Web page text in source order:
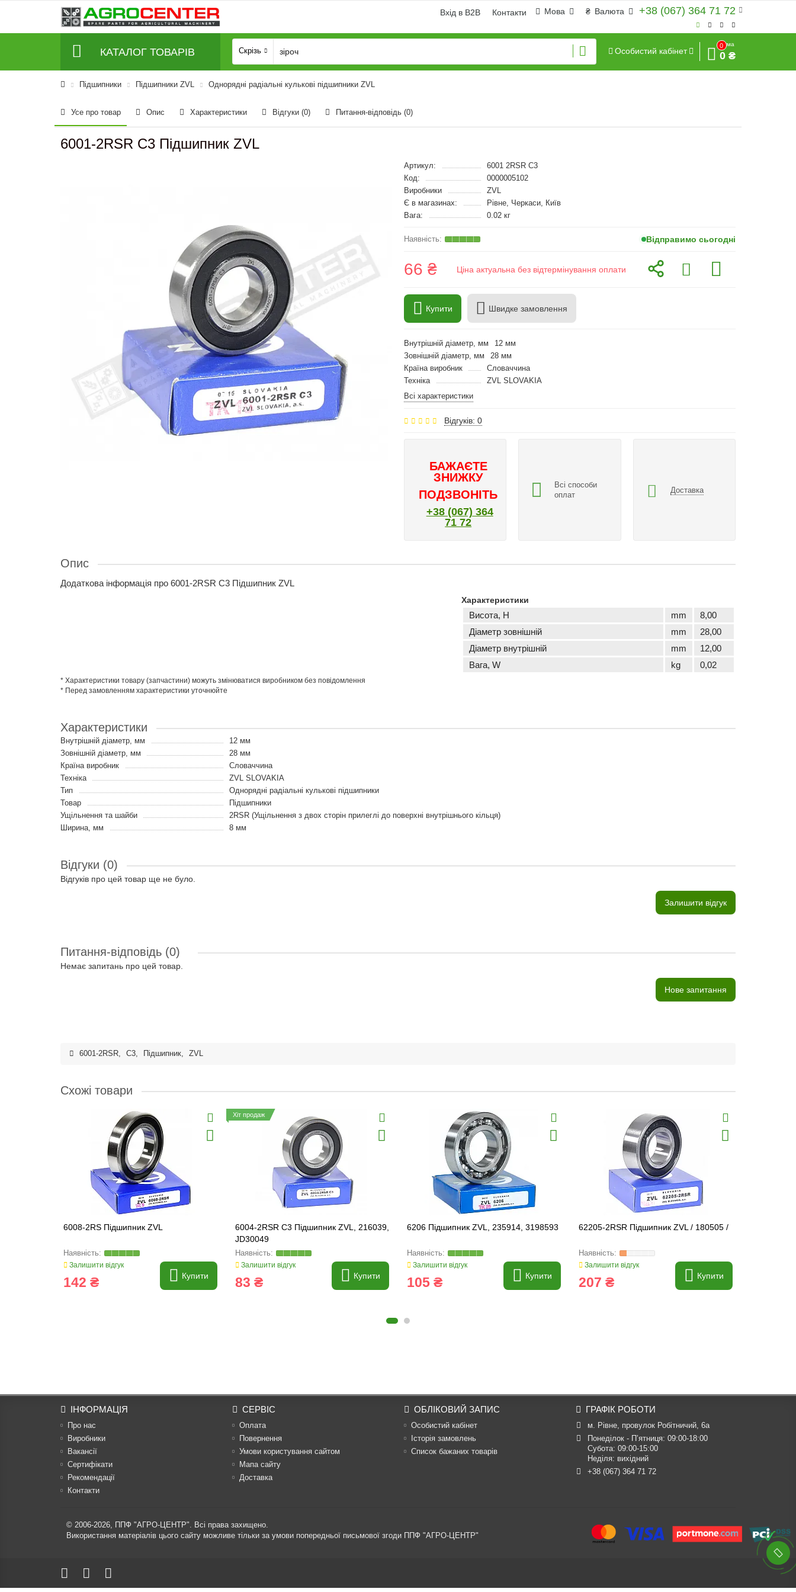
+38 (067) 364 71 72
₴ Валюта
Мова
Вхід в B2B Контакти
КАТАЛОГ ТОВАРІВ Скрізь Особистий кабінет
0
Сума
0 ₴
Підшипники Підшипники ZVL Однорядні радіальні кулькові підшипники ZVL
Усе про товар Опис Характеристики Відгуки (0) Питання-відповідь (0)
6001-2RSR C3 Підшипник ZVL
Артикул:
6001 2RSR C3
Код:
0000005102
Виробники
ZVL
Є в магазинах:
Рівне, Черкаси, Київ
Вага:
0.02 кг
Відправимо сьогодні
66 ₴ Ціна актуальна без відтермінування оплати
Купити Швидке замовлення
Внутрішній діаметр, мм
12 мм
Зовнішній діаметр, мм
28 мм
Країна виробник
Словаччина
Техніка
ZVL SLOVAKIA
Всі характеристики
Відгуків: 0
БАЖАЄТЕ
ЗНИЖКУ
ПОДЗВОНІТЬ
+38 (067) 364
71 72
Всі способи
оплат
Доставка
Опис
Додаткова інформація про 6001-2RSR C3 Підшипник ZVL
Характеристики
Висота, H mm
8,00
Діаметр зовнішній
mm
28,00
Діаметр внутрішній
mm
12,00
Вага, W
kg 0,02
* Характеристики товару (запчастини) можуть змінюватися виробником без повідомлення
* Перед замовленням характеристики уточнюйте
Характеристики
Внутрішній діаметр, мм
12 мм
Зовнішній діаметр, мм
28 мм
Країна виробник
Словаччина
Техніка
ZVL SLOVAKIA
Тип
Однорядні радіальні кулькові підшипники
Товар
Підшипники
Ущільнення та шайби
2RSR (Ущільнення з двох сторін прилеглі до поверхні внутрішнього кільця)
Ширина, мм
8 мм
Відгуки (0)
Відгуків про цей товар ще не було.
Залишити відгук
Питання-відповідь (0)
Немає запитань про цей товар.
Нове запитання
6001-2RSR, C3, Підшипник, ZVL
Схожі товари
6008-2RS Підшипник ZVL
Залишити відгук
142 ₴ Купити
Хіт продаж
6004-2RSR C3 Підшипник ZVL, 216039,
JD30049
Залишити відгук
83 ₴ Купити
6206 Підшипник ZVL, 235914, 3198593
Залишити відгук
105 ₴ Купити
62205-2RSR Підшипник ZVL / 180505 /
Залишити відгук
207 ₴ Купити
ІНФОРМАЦІЯ
Про нас
Виробники
Вакансії
Сертифікати
Рекомендації
Контакти
СЕРВІС
Оплата
Повернення
Умови користування сайтом
Мапа сайту
Доставка
ОБЛІКОВИЙ ЗАПИС
Особистий кабінет
Історія замовлень
Список бажаних товарів
ГРАФІК РОБОТИ
м. Рівне, провулок Робітничий, 6а
Понеділок - П’ятниця: 09:00-18:00
Субота: 09:00-15:00
Неділя: вихідний
+38 (067) 364 71 72
© 2006-2026, ППФ "АГРО-ЦЕНТР". Всі права захищено.
Використання матеріалів цього сайту можливе тільки за умови попередньої письмової згоди ППФ "АГРО-ЦЕНТР"